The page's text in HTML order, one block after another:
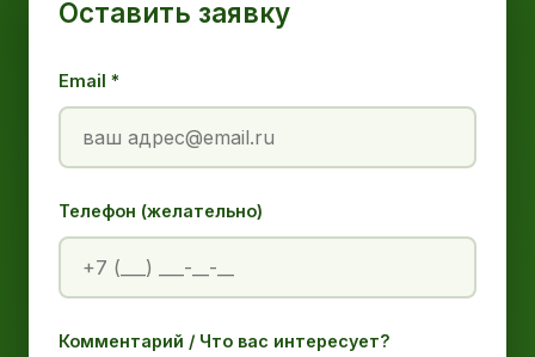
Оставить заявку
Email *
Телефон (желательно)
Комментарий / Что вас интересует?